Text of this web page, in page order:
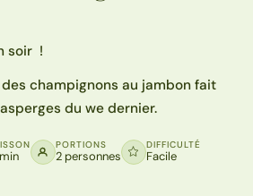
soir !
champignons au jambon fait
du we dernier.
PORTIONS
2 personnes
DIFFICULTÉ
Facile